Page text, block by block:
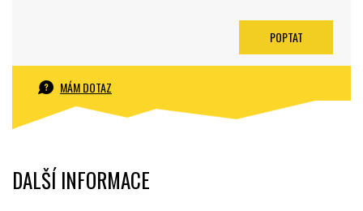
POPTAT
MÁM DOTAZ
DALŠÍ INFORMACE